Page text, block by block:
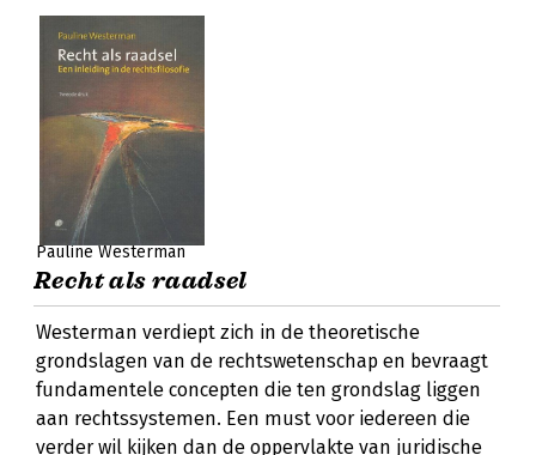
Pauline Westerman
Recht als raadsel
Westerman verdiept zich in de theoretische
grondslagen van de rechtswetenschap en bevraagt
fundamentele concepten die ten grondslag liggen
aan rechtssystemen. Een must voor iedereen die
verder wil kijken dan de oppervlakte van juridische